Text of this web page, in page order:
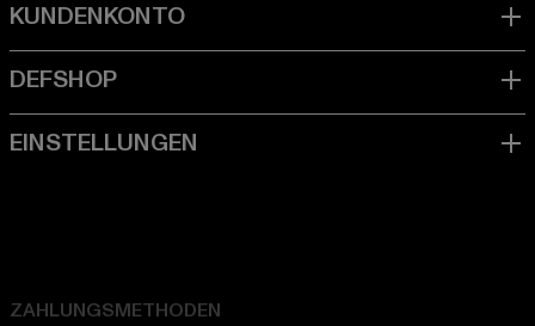
ZAHLUNGSMETHODEN